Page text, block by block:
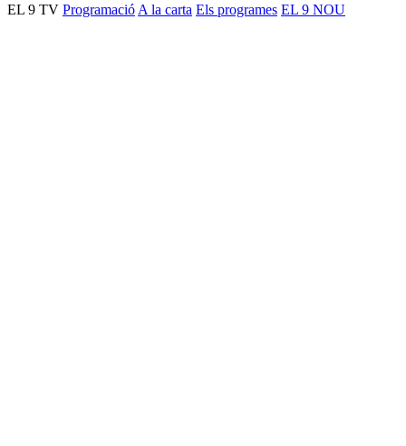
EL 9 TV Programació A la carta Els programes EL 9 NOU